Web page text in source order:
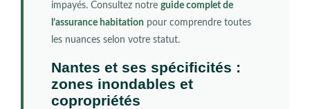
impayés. Consultez notreguide complet de
l’assurance habitation pour comprendre toutes
les nuances selon votre statut.
Nantes et ses spécificités :
zones inondables et
copropriétés